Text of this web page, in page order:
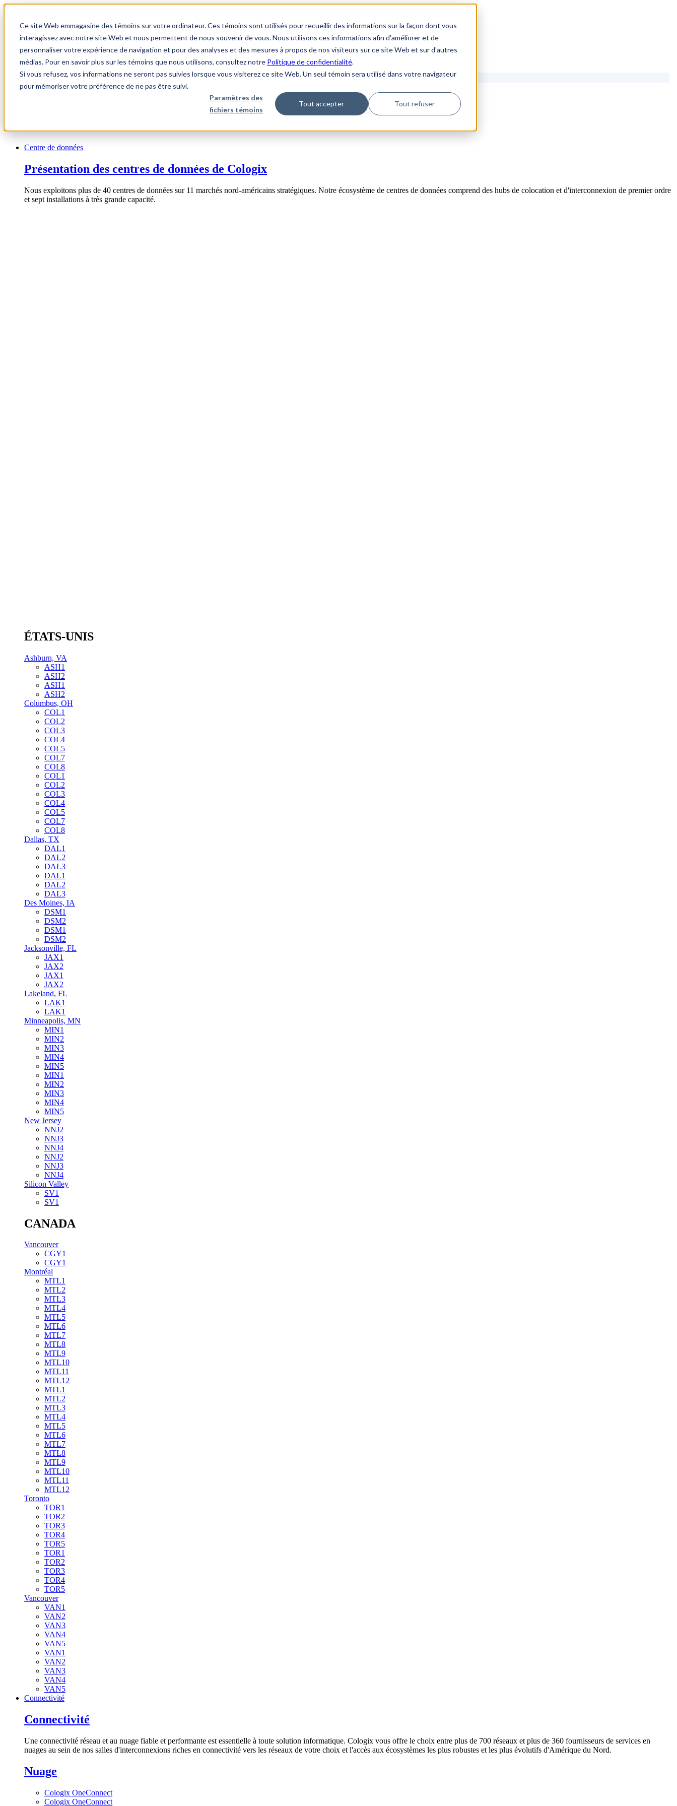
Ce site Web emmagasine des témoins sur votre ordinateur. Ces témoins sont utilisés pour recueillir des informations sur la façon dont vous
interagissez avec notre site Web et nous permettent de nous souvenir de vous. Nous utilisons ces informations afin d'améliorer et de
personnaliser votre expérience de navigation et pour des analyses et des mesures à propos de nos visiteurs sur ce site Web et sur d'autres
médias. Pour en savoir plus sur les témoins que nous utilisons, consultez notre Politique de confidentialité.
Si vous refusez, vos informations ne seront pas suivies lorsque vous visiterez ce site Web. Un seul témoin sera utilisé dans votre navigateur
pour mémoriser votre préférence de ne pas être suivi.
Paramètres des
fichiers témoins
Tout accepter Tout refuser
1.866.931.9661
Login
FR
Centre de données
Présentation des centres de données de Cologix
Nous exploitons plus de 40 centres de données sur 11 marchés nord-américains stratégiques. Notre écosystème de centres de données comprend des hubs de colocation et d'interconnexion de premier ordre
et sept installations à très grande capacité.
ÉTATS-UNIS
Ashburn, VA
ASH1
ASH2
ASH1
ASH2
Columbus, OH
COL1
COL2
COL3
COL4
COL5
COL7
COL8
COL1
COL2
COL3
COL4
COL5
COL7
COL8
Dallas, TX
DAL1
DAL2
DAL3
DAL1
DAL2
DAL3
Des Moines, IA
DSM1
DSM2
DSM1
DSM2
Jacksonville, FL
JAX1
JAX2
JAX1
JAX2
Lakeland, FL
LAK1
LAK1
Minneapolis, MN
MIN1
MIN2
MIN3
MIN4
MIN5
MIN1
MIN2
MIN3
MIN4
MIN5
New Jersey
NNJ2
NNJ3
NNJ4
NNJ2
NNJ3
NNJ4
Silicon Valley
SV1
SV1
CANADA
Vancouver
CGY1
CGY1
Montréal
MTL1
MTL2
MTL3
MTL4
MTL5
MTL6
MTL7
MTL8
MTL9
MTL10
MTL11
MTL12
MTL1
MTL2
MTL3
MTL4
MTL5
MTL6
MTL7
MTL8
MTL9
MTL10
MTL11
MTL12
Toronto
TOR1
TOR2
TOR3
TOR4
TOR5
TOR1
TOR2
TOR3
TOR4
TOR5
Vancouver
VAN1
VAN2
VAN3
VAN4
VAN5
VAN1
VAN2
VAN3
VAN4
VAN5
Connectivité
Connectivité
Une connectivité réseau et au nuage fiable et performante est essentielle à toute solution informatique. Cologix vous offre le choix entre plus de 700 réseaux et plus de 360 fournisseurs de services en
nuages au sein de nos salles d'interconnexions riches en connectivité vers les réseaux de votre choix et l'accès aux écosystèmes les plus robustes et les plus évolutifs d'Amérique du Nord.
Nuage
Cologix OneConnect
Cologix OneConnect